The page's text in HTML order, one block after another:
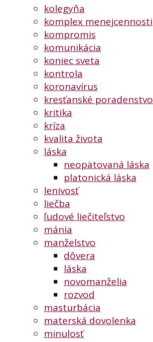
kolegyňa
komplex menejcennosti
kompromis
komunikácia
koniec sveta
kontrola
koronavírus
kresťanské poradenstvo
kritika
kríza
kvalita života
láska
neopätovaná láska
platonická láska
lenivosť
liečba
ľudové liečiteľstvo
mánia
manželstvo
dôvera
láska
novomanželia
rozvod
masturbácia
materská dovolenka
minulosť